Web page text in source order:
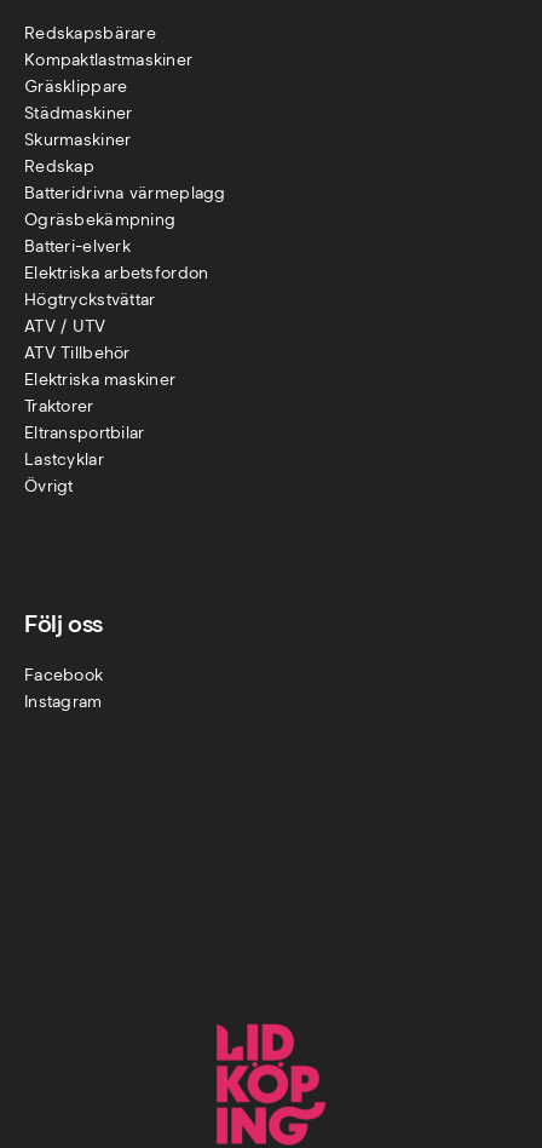
Redskapsbärare
Kompaktlastmaskiner
Gräsklippare
Städmaskiner
Skurmaskiner
Redskap
Batteridrivna värmeplagg
Ogräsbekämpning
Batteri-elverk
Elektriska arbetsfordon
Högtryckstvättar
ATV / UTV
ATV Tillbehör
Elektriska maskiner
Traktorer
Eltransportbilar
Lastcyklar
Övrigt
Följ oss
Facebook
Instagram